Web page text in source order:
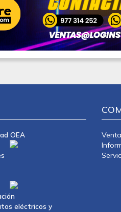
OEA
eléctricos y